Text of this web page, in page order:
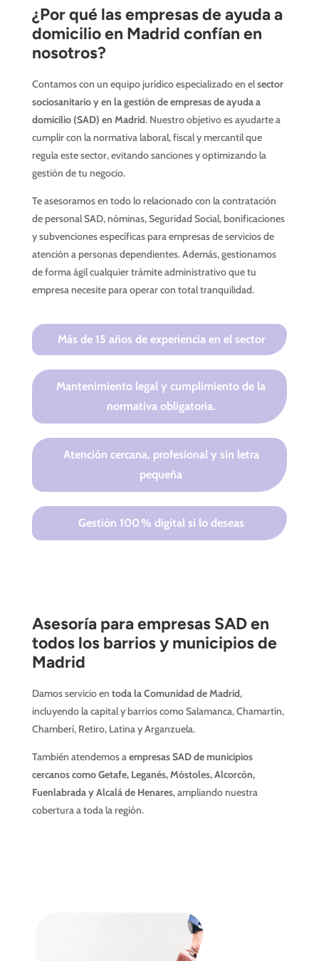
¿Por qué las empresas de ayuda a
domicilio en Madrid confían en
nosotros?
Contamos con un equipo jurídico especializado en elsector
sociosanitario y en la gestión de empresas de ayuda a
domicilio (SAD) en Madrid. Nuestro objetivo es ayudarte a
cumplir con la normativa laboral, fiscal y mercantil que
regula este sector, evitando sanciones y optimizando la
gestión de tu negocio.
Te asesoramos en todo lo relacionado con la contratación
de personal SAD, nóminas, Seguridad Social, bonificaciones
y subvenciones específicas para empresas de servicios de
atención a personas dependientes. Además, gestionamos
de forma ágil cualquier trámite administrativo que tu
empresa necesite para operar con total tranquilidad.
Más de 15 años de experiencia en el sector
Mantenimiento legal y cumplimiento de la
normativa obligatoria.
Atención cercana, profesional y sin letra
pequeña
Gestión 100 % digital si lo deseas
Asesoría para empresas SAD en
todos los barrios y municipios de
Madrid
Damos servicio en toda la Comunidad de Madrid,
incluyendo la capital y barrios como Salamanca, Chamartín,
Chamberí, Retiro, Latina y Arganzuela.
También atendemos aempresas SAD de municipios
cercanos como Getafe, Leganés, Móstoles, Alcorcón,
Fuenlabrada y Alcalá de Henares, ampliando nuestra
cobertura a toda la región.